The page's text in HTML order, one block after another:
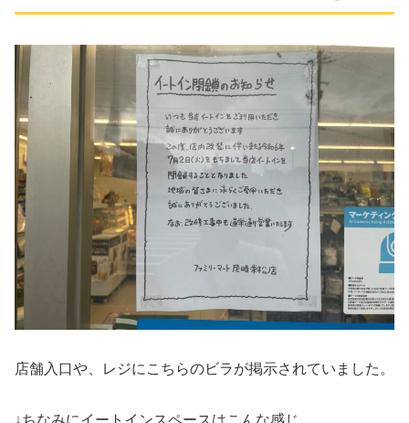
店舗入口や、レジにこちらのビラが掲示されていました。